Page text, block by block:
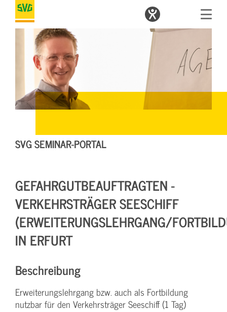
SVG SEMINAR-PORTAL
GEFAHRGUTBEAUFTRAGTEN -
VERKEHRSTRÄGER SEESCHIFF
(ERWEITERUNGSLEHRGANG/
IN ERFURT
Beschreibung
Erweiterungslehrgang bzw. auch als Fortbildung
nutzbar für den Verkehrsträger Seeschiff (1 Tag)